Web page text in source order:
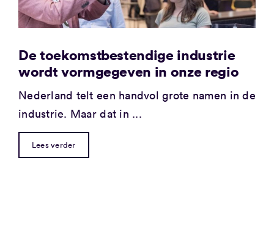
De toekomstbestendige industrie
wordt vormgegeven in onze regio
Nederland telt een handvol grote namen in de
industrie. Maar dat in ...
Lees verder